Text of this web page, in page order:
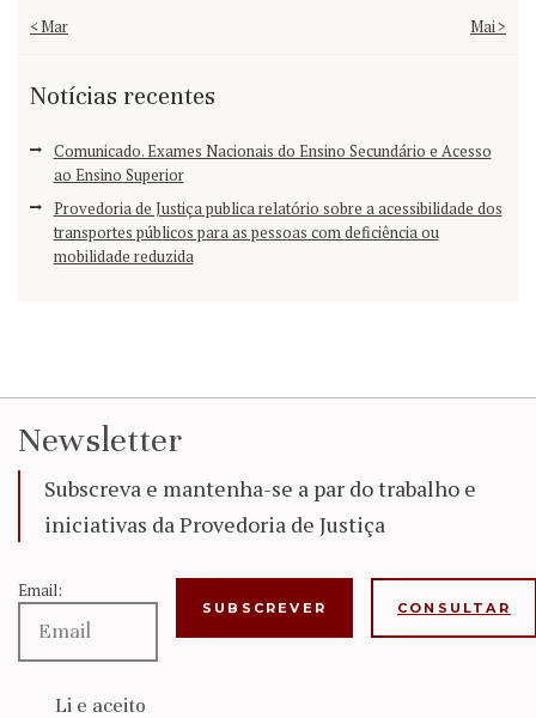
« Mar
Mai »
Notícias recentes
Comunicado. Exames Nacionais do Ensino Secundário e Acesso
ao Ensino Superior
Provedoria de Justiça publica relatório sobre a acessibilidade dos
transportes públicos para as pessoas com deficiência ou
mobilidade reduzida
Newsletter
Subscreva e mantenha-se a par do trabalho e
iniciativas da Provedoria de Justiça
Email:
Li e aceito
CONSULTAR